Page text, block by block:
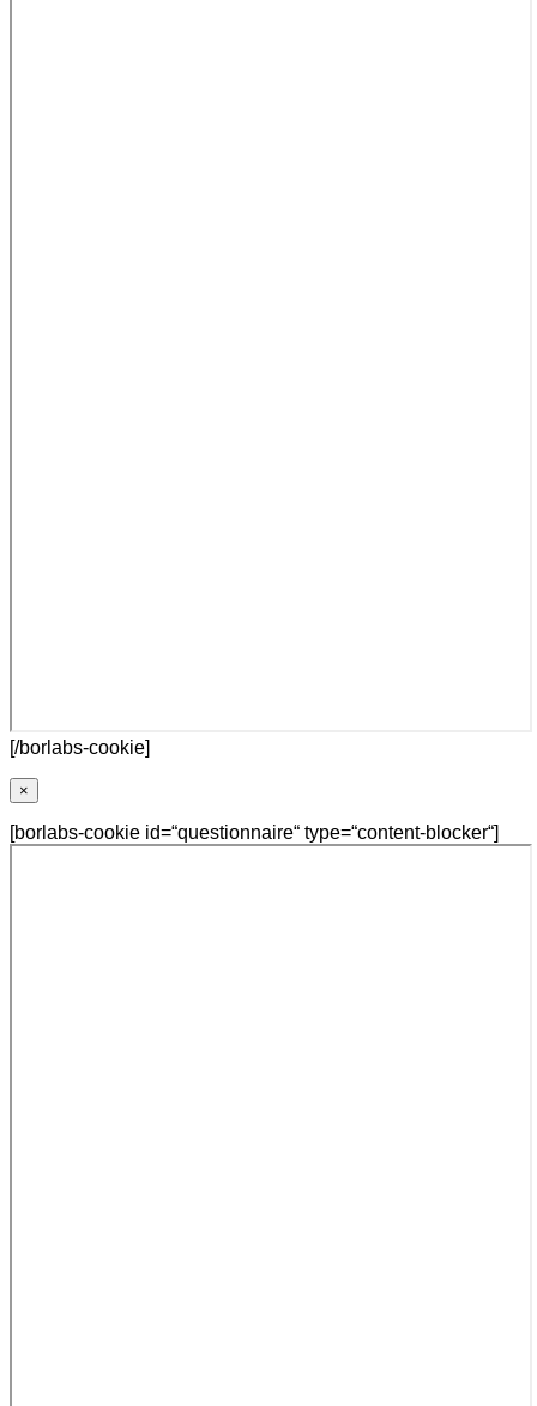
[/borlabs-cookie]
×
[borlabs-cookie id=“questionnaire“ type=“content-blocker“]